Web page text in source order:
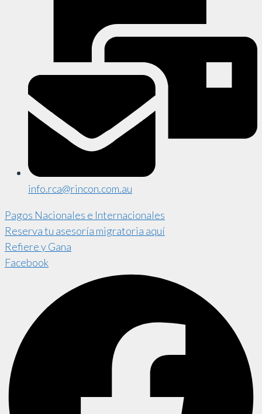
info.rca@rincon.com.au
Pagos Nacionales e Internacionales
Reserva tu asesoría migratoria aquí
Refiere y Gana
Facebook